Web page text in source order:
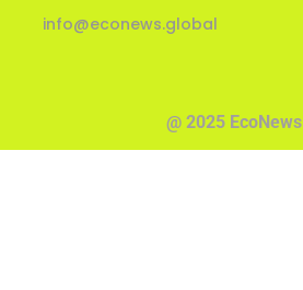
info@econews.global
@ 2025 EcoNews